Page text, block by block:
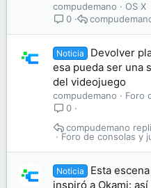
compudemano
OS X
0
Noticia
Devolver
esa pueda ser una
del videojuego
compudemano
Foro
0
Foro de consolas y
compudemano
Noticia
Esta
inspiró a Okami: